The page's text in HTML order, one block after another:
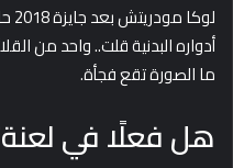
أدواره البدنية قلت.. واحد من
ما الصورة تقع فجأة.
هل فعلًا في